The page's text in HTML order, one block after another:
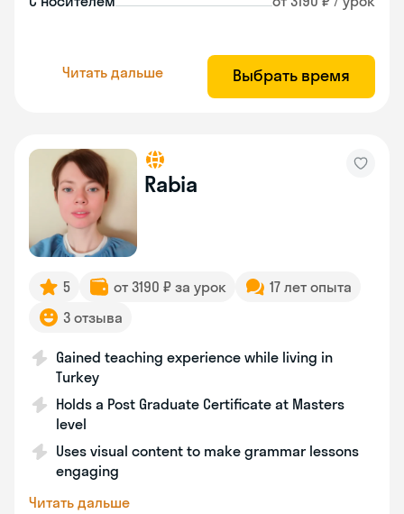
Читать дальше Выбрать время
Rabia
5 от 3190 ₽ за урок
17 лет опыта
3 отзыва
Gained teaching experience while living in
Turkey
Holds a Post Graduate Certificate at Masters
level
Uses visual content to make grammar lessons
engaging
Читать дальше